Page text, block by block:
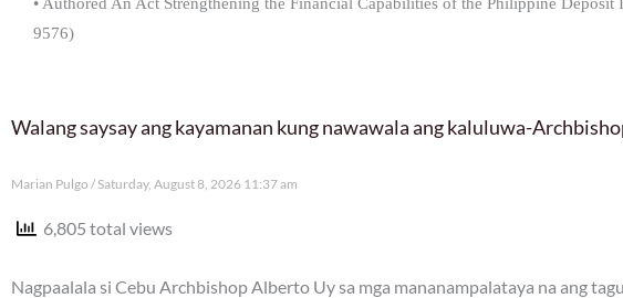
• Authored An Act Strengthening the Financial Capabilities of the Philippine
9576)
Walang saysay ang kayamanan kung nawawala ang kaluluwa-
Marian Pulgo Saturday, August 8, 2026 11:37 am
6,805 total views
Nagpaalala si Cebu Archbishop Alberto Uy sa mga mananampalataya na ang